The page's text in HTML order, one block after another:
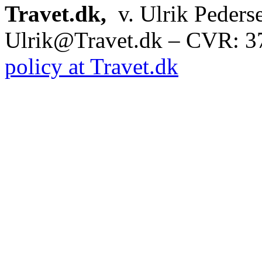
Travet.dk, v. Ulrik
Ulrik@Travet.dk – CVR:
policy at Travet.dk